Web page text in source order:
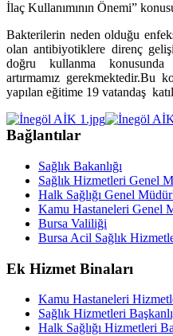
İlaç Kullanımının Önemi”
Bakterilerin neden olduğu
olan antibiyotiklere direnç
doğru kullanma konusunda
artırmamız gerekmektedir.Bu
yapılan eğitime 19 vatandaş
Bağlantılar
Sağlık Bakanlığı
Sağlık Hizmetleri Genel
Halk Sağlığı Genel
Kamu Hastaneleri Genel
Bursa Valiliği
Bursa Acil Sağlık
Ek Hizmet Binaları
Kamu Hastaneleri
Sağlık Hizmetleri
Halk Sağlığı Hizmetleri